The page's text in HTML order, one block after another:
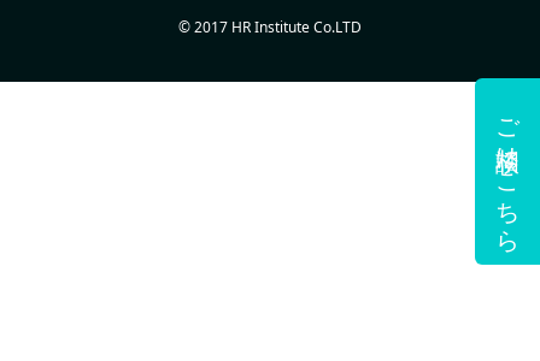
© 2017 HR Institute Co.LTD
ご相談はこちら